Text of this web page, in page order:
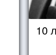
10